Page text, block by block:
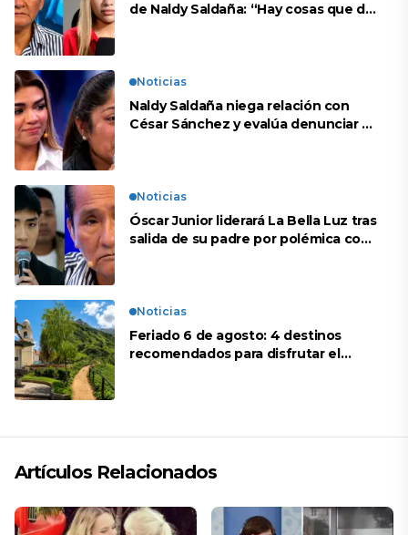
de Naldy Saldaña: “Hay cosas que de
Noticias
Naldy Saldaña niega relación con
César Sánchez y evalúa denunciar a
Noticias
Óscar Junior liderará La Bella Luz tras
salida de su padre por polémica con
Noticias
Feriado 6 de agosto: 4 destinos
recomendados para disfrutar el
Artículos Relacionados